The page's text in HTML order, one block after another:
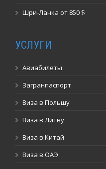
Шри-Ланка от 850 $
УСЛУГИ
Авиабилеты
Загранпаспорт
Виза в Польшу
Виза в Литву
Виза в Китай
Виза в ОАЭ